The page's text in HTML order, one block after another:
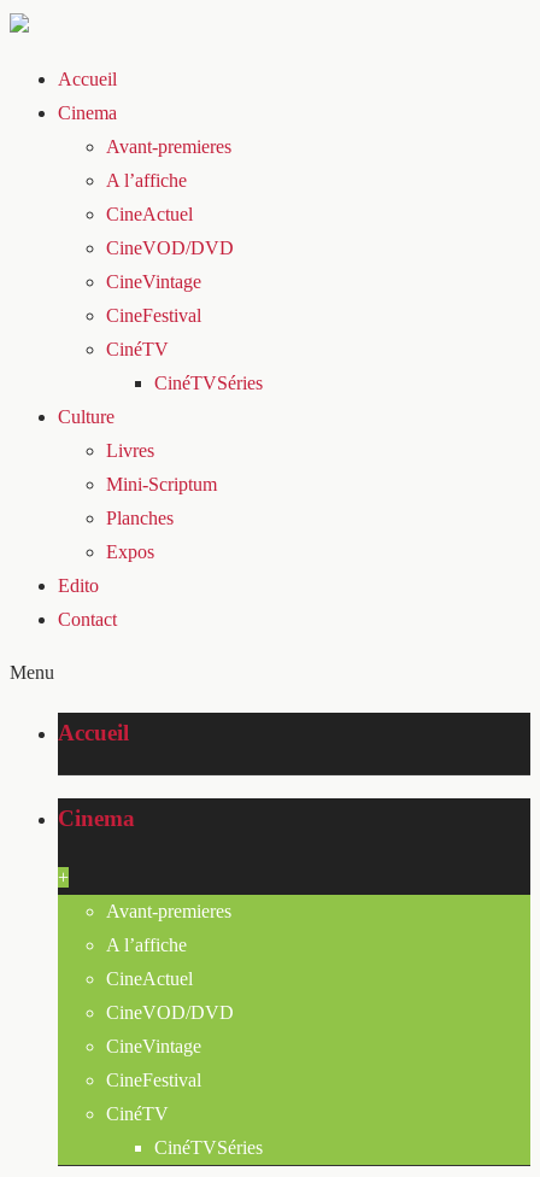
Accueil
Cinema
Avant-premieres
A l’affiche
CineActuel
CineVOD/DVD
CineVintage
CineFestival
CinéTV
CinéTVSéries
Culture
Livres
Mini-Scriptum
Planches
Expos
Edito
Contact
Menu
Accueil
Cinema
+
Avant-premieres
A l’affiche
CineActuel
CineVOD/DVD
CineVintage
CineFestival
CinéTV
CinéTVSéries